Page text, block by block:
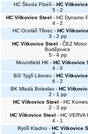
HC Škoda Plzeň - HC
5 - 2
HC Vítkovice Steel - HC Dynamo
4 - 2
HC Oceláři Třinec - HC
3 - 2 pp
HC Vítkovice Steel - ČEZ
Budějovice
5 - 4 pp
Mountfield HK - HC Vítkovice
4 - 0
Bílí Tygři Liberec - HC
6 - 2
BK Mladá Boleslav - HC
2 - 1 pp
HC Vítkovice Steel - HC
2 - 3 pp
HC Vítkovice Steel - HC VERVA
4 - 1
Rytíři Kladno - HC Vítkovice